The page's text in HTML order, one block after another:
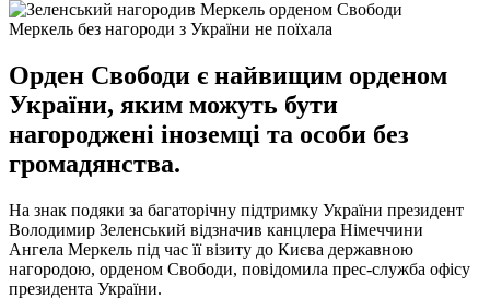
Меркель без нагороди з України не поїхала
Орден Свободи є найвищим орденом
України, яким можуть бути
нагороджені іноземці та особи без
громадянства.
На знак подяки за багаторічну підтримку України президент
Володимир Зеленський відзначив канцлера Німеччини
Ангела Меркель під час її візиту до Києва державною
нагородою, орденом Свободи, повідомила прес-служба офісу
президента України.